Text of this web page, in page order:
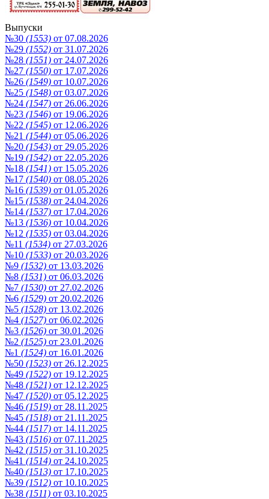
Выпуски
№30 (1553) от 07.08.2026
№29 (1552) от 31.07.2026
№28 (1551) от 24.07.2026
№27 (1550) от 17.07.2026
№26 (1549) от 10.07.2026
№25 (1548) от 03.07.2026
№24 (1547) от 26.06.2026
№23 (1546) от 19.06.2026
№22 (1545) от 12.06.2026
№21 (1544) от 05.06.2026
№20 (1543) от 29.05.2026
№19 (1542) от 22.05.2026
№18 (1541) от 15.05.2026
№17 (1540) от 08.05.2026
№16 (1539) от 01.05.2026
№15 (1538) от 24.04.2026
№14 (1537) от 17.04.2026
№13 (1536) от 10.04.2026
№12 (1535) от 03.04.2026
№11 (1534) от 27.03.2026
№10 (1533) от 20.03.2026
№9 (1532) от 13.03.2026
№8 (1531) от 06.03.2026
№7 (1530) от 27.02.2026
№6 (1529) от 20.02.2026
№5 (1528) от 13.02.2026
№4 (1527) от 06.02.2026
№3 (1526) от 30.01.2026
№2 (1525) от 23.01.2026
№1 (1524) от 16.01.2026
№50 (1523) от 26.12.2025
№49 (1522) от 19.12.2025
№48 (1521) от 12.12.2025
№47 (1520) от 05.12.2025
№46 (1519) от 28.11.2025
№45 (1518) от 21.11.2025
№44 (1517) от 14.11.2025
№43 (1516) от 07.11.2025
№42 (1515) от 31.10.2025
№41 (1514) от 24.10.2025
№40 (1513) от 17.10.2025
№39 (1512) от 10.10.2025
№38 (1511) от 03.10.2025